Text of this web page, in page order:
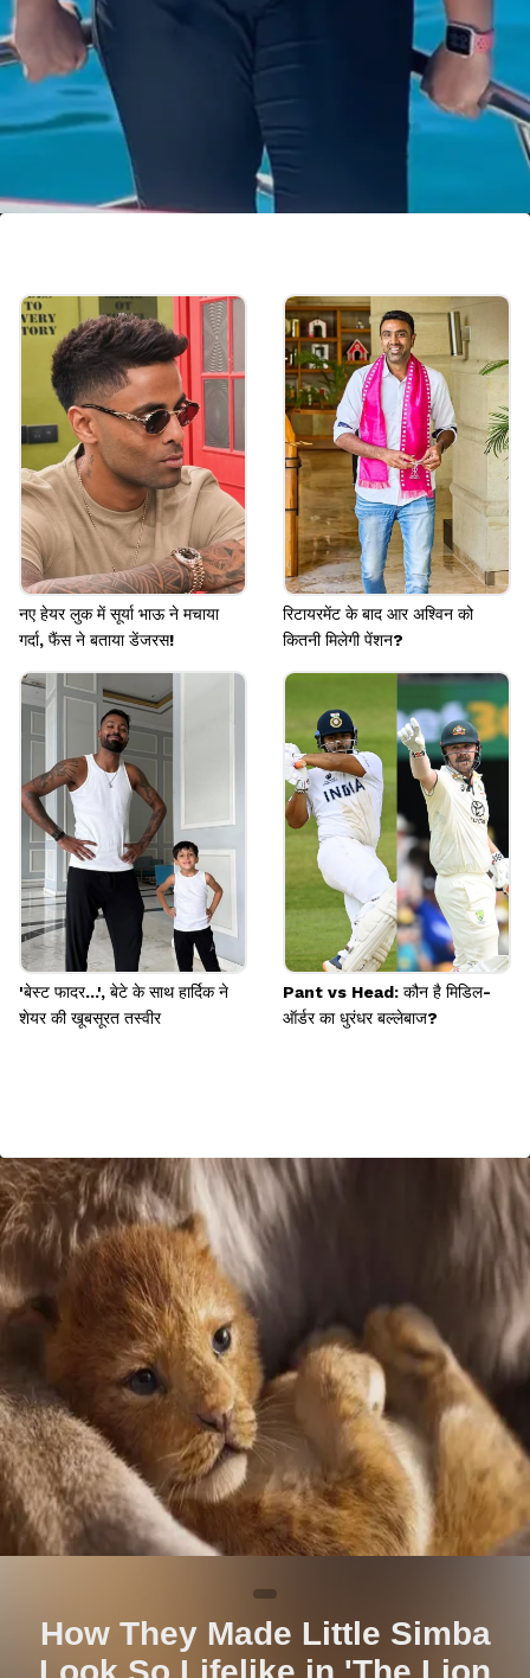
16 साल की उम्र में ऋचा ने भारतीय महिला टीम में अपना
इंटरनेशनल डेब्यू किया था। उसे समय से वह अभी तक भारतीय
टीम के साथ बनी हैं।
Image credits: INSTA/richa9105
नए हेयर लुक में सूर्या भाऊ ने मचाया
गर्दा, फैंस ने बताया डेंजरस!
रिटायरमेंट के बाद आर अश्विन को
कितनी मिलेगी पेंशन?
'बेस्ट फादर...', बेटे के साथ हार्दिक ने
शेयर की खूबसूरत तस्वीर
Pant vs Head: कौन है मिडिल-
ऑर्डर का धुरंधर बल्लेबाज?